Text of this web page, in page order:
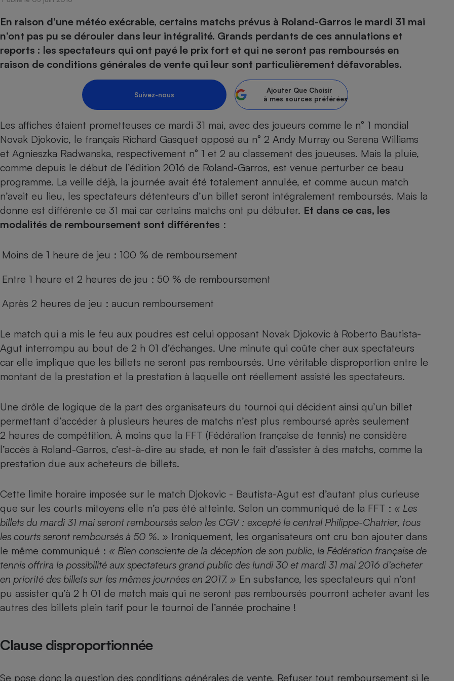
En raison d’une météo exécrable, certains matchs prévus à Roland-Garros le mardi 31 mai
n’ont pas pu se dérouler dans leur intégralité. Grands perdants de ces annulations et
reports : les spectateurs qui ont payé le prix fort et qui ne seront pas remboursés en
raison de conditions générales de vente qui leur sont particulièrement défavorables.
Suivez-nous
Ajouter Que Choisir
à mes sources préférées
Les affiches étaient prometteuses ce mardi 31 mai, avec des joueurs comme le n° 1 mondial
Novak Djokovic, le français Richard Gasquet opposé au n° 2 Andy Murray ou Serena Williams
et Agnieszka Radwanska, respectivement n° 1 et 2 au classement des joueuses. Mais la pluie,
comme depuis le début de l’édition 2016 de Roland-Garros, est venue perturber ce beau
programme. La veille déjà, la journée avait été totalement annulée, et comme aucun match
n’avait eu lieu, les spectateurs détenteurs d’un billet seront intégralement remboursés. Mais la
donne est différente ce 31 mai car certains matchs ont pu débuter. Et dans ce cas, les
modalités de remboursement sont différentes :
Moins de 1 heure de jeu : 100 % de remboursement
Entre 1 heure et 2 heures de jeu : 50 % de remboursement
Après 2 heures de jeu : aucun remboursement
Le match qui a mis le feu aux poudres est celui opposant Novak Djokovic à Roberto Bautista-
Agut interrompu au bout de 2 h 01 d’échanges. Une minute qui coûte cher aux spectateurs
car elle implique que les billets ne seront pas remboursés. Une véritable disproportion entre le
montant de la prestation et la prestation à laquelle ont réellement assisté les spectateurs.
Une drôle de logique de la part des organisateurs du tournoi qui décident ainsi qu’un billet
permettant d’accéder à plusieurs heures de matchs n’est plus remboursé après seulement
2 heures de compétition. À moins que la FFT (Fédération française de tennis) ne considère
l’accès à Roland-Garros, c’est-à-dire au stade, et non le fait d’assister à des matchs, comme la
prestation due aux acheteurs de billets.
Cette limite horaire imposée sur le match Djokovic - Bautista-Agut est d’autant plus curieuse
que sur les courts mitoyens elle n’a pas été atteinte. Selon un communiqué de la FFT : « Les
billets du mardi 31 mai seront remboursés selon les CGV : excepté le central Philippe-Chatrier, tous
les courts seront remboursés à 50 %. » Ironiquement, les organisateurs ont cru bon ajouter dans
le même communiqué : « Bien consciente de la déception de son public, la Fédération française de
tennis offrira la possibilité aux spectateurs grand public des lundi 30 et mardi 31 mai 2016 d’acheter
en priorité des billets sur les mêmes journées en 2017. » En substance, les spectateurs qui n’ont
pu assister qu’à 2 h 01 de match mais qui ne seront pas remboursés pourront acheter avant les
autres des billets plein tarif pour le tournoi de l’année prochaine !
Clause disproportionnée
Se pose donc la question des conditions générales de vente. Refuser tout remboursement si le
Produit alimentaire
Sécurité - Hygiène
Supermarché - Drive
Circuits courts et
alimentation locale
Complément
Champagne - Comment choisir une
bouteille de champagne
Assurance
Banque - Crédit
Epargne - Fiscalité
Mutuelle Banque en ligne
Assurance emprunteur
Banque en ligne
Carburant
Circulation routière
Contrôle technique - Réparation
Pièce détachée
Comparateur auto
Supermarché - Drive
Comparatif sèche-linge
Comparatif réfrigérateur-congélateur
Comparatif plaque à induction
Comparatif hotte aspirante
Comparatif climatiseur mobile
Comparatif aspirateur balai
Comparatif aspirateur traîneau
Comparatif cafetière automatique
Comparatif robot cuiseur
Comparatif centrale vapeur
Gros électroménager
Petit électroménager - Ustensile
Lave-linge Lave-vaisselle
Plaque de cuisson à
induction
Four encastrable
Électricité - Gaz
Panneaux
photovoltaïques
Comparatif smartphone
Comparatif casque audio
Comparatif barre de son
Comparatif imprimante multifonction
Comparatif ordinateur portable
Comparatif ultrabook
Comparatif tablette tactile
Image et son
Informatique
Téléphonie
Téléphone mobile -
Smartphone
Appareil photo
numérique
Antivirus
Crédit immobilier
Comparatif nettoyeur haute
pression
Comparatif tondeuse robot
Comparatif poêle à granulés
Comparatif radiateur électrique
Aménagement
Bricolage - Jardinage
Chauffage
Produit d'entretien
Sécurité domestique
Matelas Poêle à granulés
Radiateur électrique
Climatiseur -
Ventilateur
Lessive
Comparateur mutuelle
Comparateur des devis d’opticiens
Hygiène - Beauté
Maladie - Médecine - Médicament
Système de santé - Complémentaire santé
Antimoustique Crème solaire
Maison de retraite
Obsèques - Pompes
funèbres
Retraite
Puériculture - Produit
pour bébé
Choisir son fioul
Choisir son pellet
Comparateur assurance emprunteur
Energie Moins Chère Ensemble
Tous les comparateurs
Toutes les cartes interactives
Speedtest - Testez le débit de votre
connexion Internet
nous ?